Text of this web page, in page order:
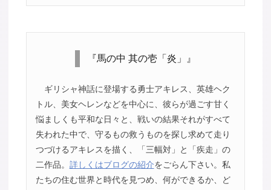
『馬の中 其の壱「炎」』
ギリシャ神話に登場する勇士アキレス、英雄ヘク
トル、美女ヘレンなどを中心に、彼らが過ごす甘く
悩ましくも平和な日々と、戦いの結果それがすべて
失われた中で、守るもの救うものを探し求めて走り
つづけるアキレスを描く、「三幅対」と「疾走」の
二作品。 詳しくはブログの紹介をごらん下さい。私
たちの住む世界と時代を見つめ、何ができるか、ど